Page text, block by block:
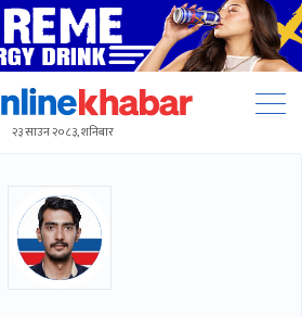
२३ साउन २०८३, शनिबार